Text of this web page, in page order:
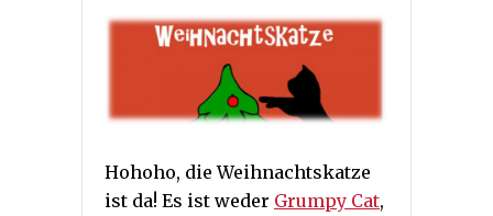
Hohoho, die Weihnachtskatze
ist da! Es ist weder Grumpy Cat,